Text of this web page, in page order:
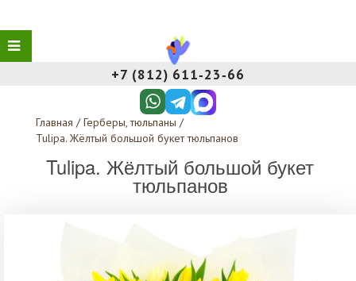
+7 (812) 611‑23‑66
Главная / Герберы, тюльпаны /
Tulipa. Жёлтый большой букет тюльпанов
Tulipa. Жёлтый большой букет
тюльпанов